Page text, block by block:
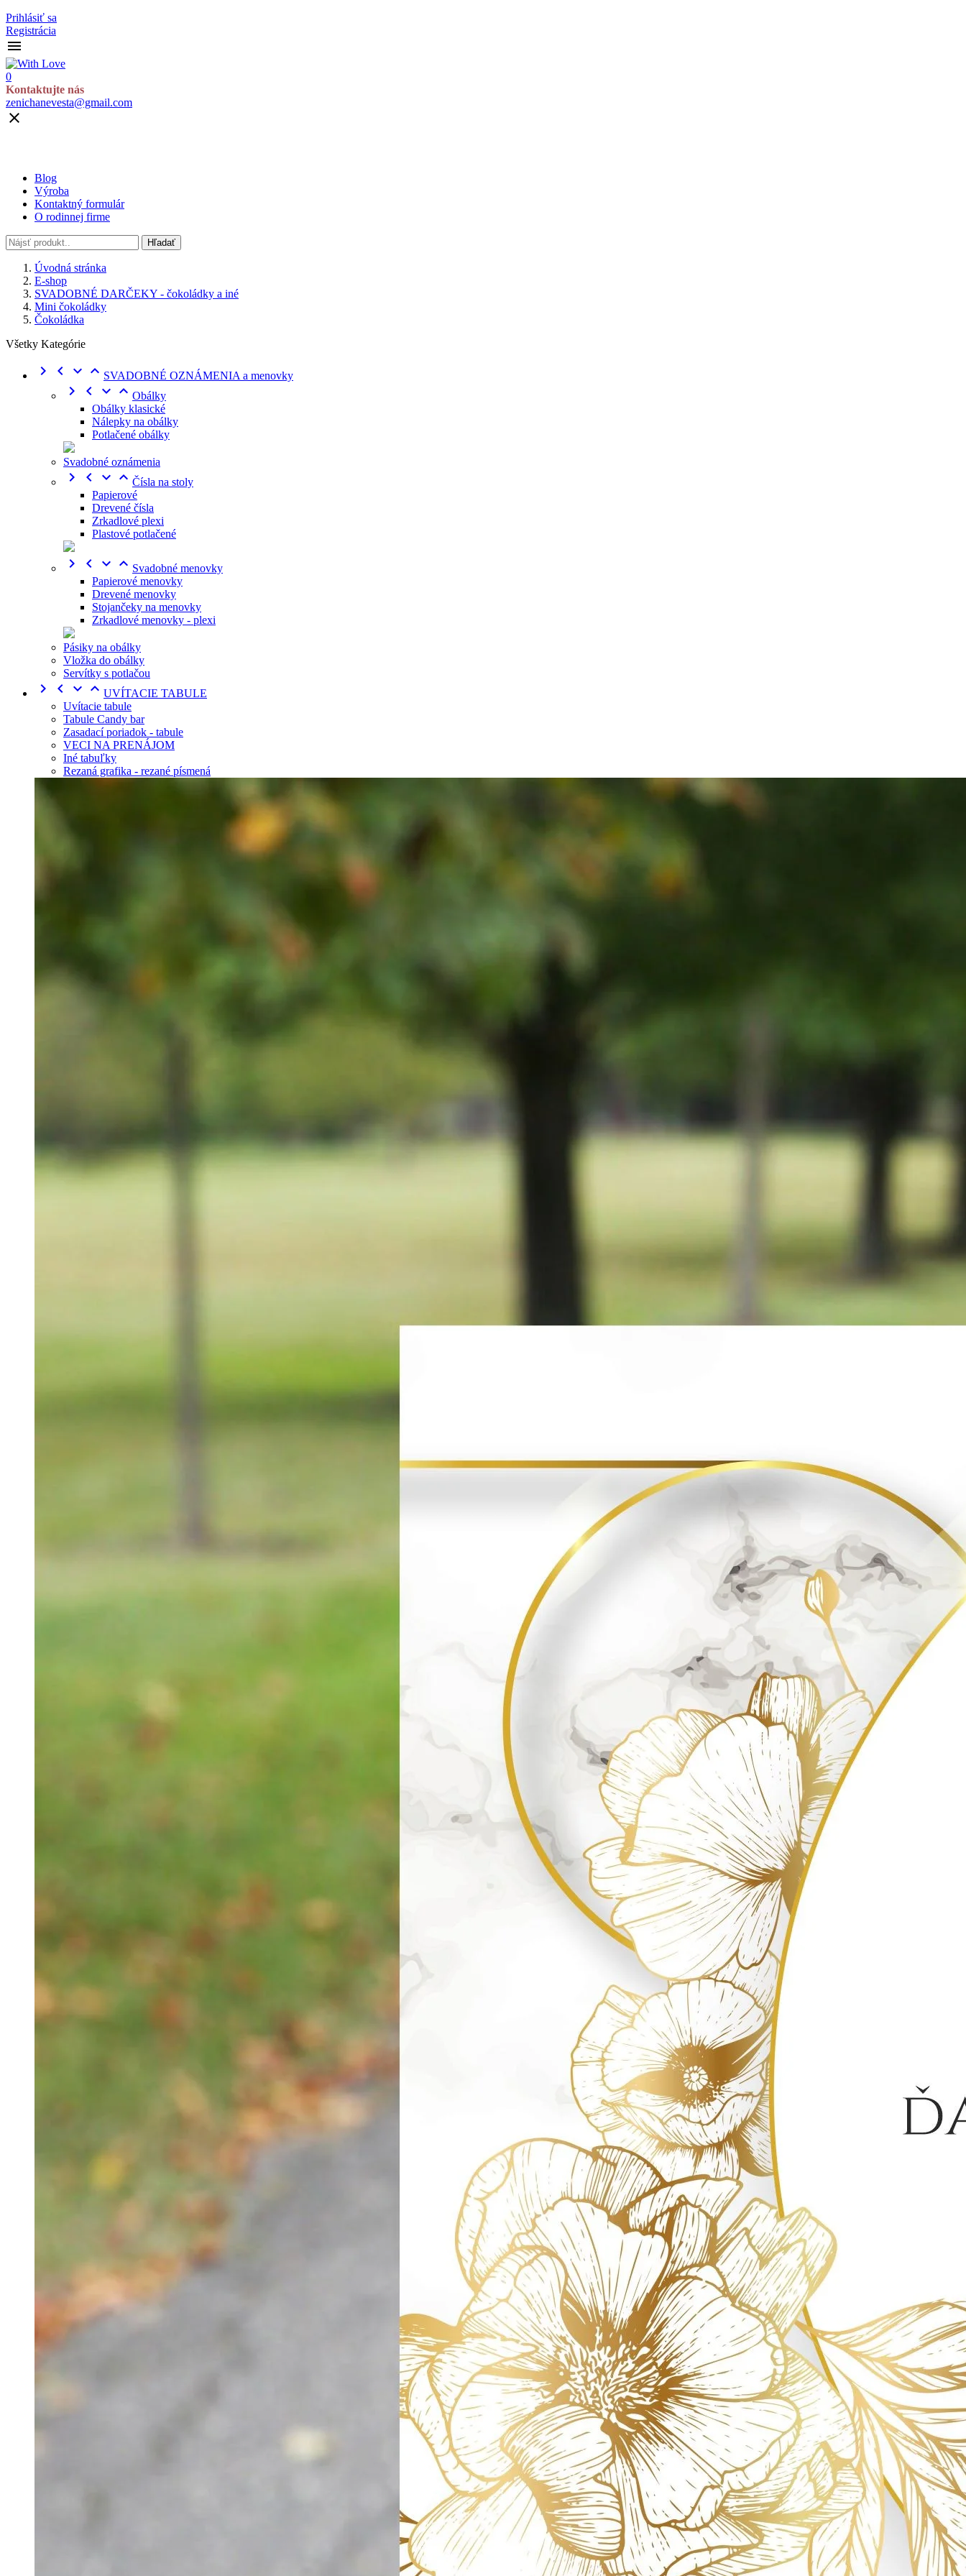
Prihlásiť sa
Registrácia

0
Kontaktujte nás
zenichanevesta@gmail.com

Blog
Výroba
Kontaktný formulár
O rodinnej firme
Hľadať
Úvodná stránka
E-shop
SVADOBNÉ DARČEKY - čokoládky a iné
Mini čokoládky
Čokoládka
Všetky Kategórie
    SVADOBNÉ OZNÁMENIA a menovky
    Obálky
Obálky klasické
Nálepky na obálky
Potlačené obálky
Svadobné oznámenia
    Čísla na stoly
Papierové
Drevené čísla
Zrkadlové plexi
Plastové potlačené
    Svadobné menovky
Papierové menovky
Drevené menovky
Stojančeky na menovky
Zrkadlové menovky - plexi
Pásiky na obálky
Vložka do obálky
Servítky s potlačou
    UVÍTACIE TABULE
Uvítacie tabule
Tabule Candy bar
Zasadací poriadok - tabule
VECI NA PRENÁJOM
Iné tabuľky
Rezaná grafika - rezané písmená